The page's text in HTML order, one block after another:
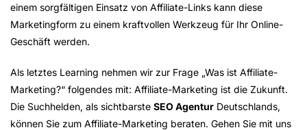
einem sorgfältigen Einsatz von Affiliate-Links kann diese
Marketingform zu einem kraftvollen Werkzeug für Ihr Online-
Geschäft werden.
Als letztes Learning nehmen wir zur Frage „Was ist Affiliate-
Marketing?“ folgendes mit: Affiliate-Marketing ist die Zukunft.
Die Suchhelden, als sichtbarste SEO Agentur Deutschlands,
können Sie zum Affiliate-Marketing beraten. Gehen Sie mit uns